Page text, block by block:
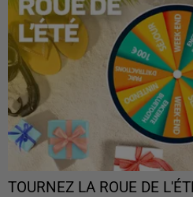
TOURNEZ LA ROUE DE